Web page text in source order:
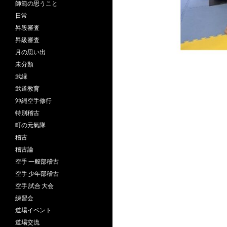
師範の思うこと
日常
昇段審査
昇級審査
月の思い出
未分類
武縁
武道教育
沖縄空手修行
特別稽古
町の元氣隊
稽古
稽古論
空手 一般部稽古
空手 少年部稽古
空手 試合 大会
練習会
道場イベント
道場交流